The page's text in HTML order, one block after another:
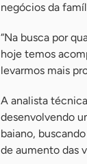
negócios da
“Na busca por
hoje temos
levarmos mais
A analista
desenvolvendo
baiano,
de aumento das